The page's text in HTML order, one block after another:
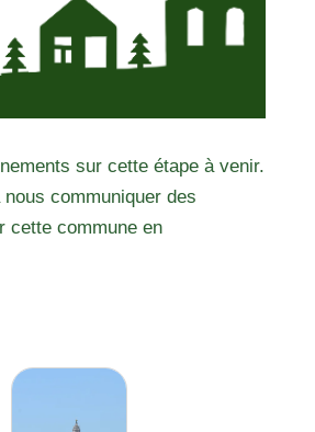
sur cette étape à venir.
nous communiquer des
cette commune en